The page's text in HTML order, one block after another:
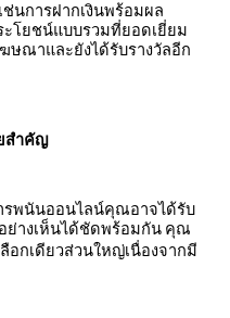
นการฝากเงินพร้อมผล
โยชน์แบบรวมที่ยอดเยี่ยม
ษณาและยังได้รับรางวัลอีก
สำคัญ
รพนันออนไลน์คุณอาจได้รับ
างเห็นได้ชัดพร้อมกัน คุณ
ลือกเดียวส่วนใหญ่เนื่องจากมี